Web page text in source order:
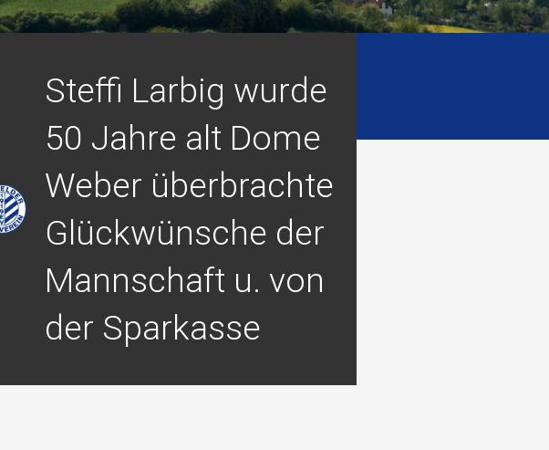
Steffi Larbig wurde
50 Jahre alt Dome
Weber überbrachte
Glückwünsche der
Mannschaft u. von
der Sparkasse